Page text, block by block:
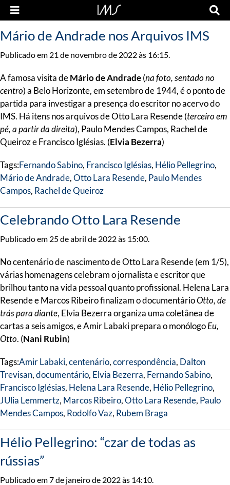
Mário de Andrade nos Arquivos IMS
Publicado em 21 de novembro de 2022 às 16:15.
A famosa visita deMário de Andrade(na foto, sentado no
centro) a Belo Horizonte, em setembro de 1944, é o ponto de
partida para investigar a presença do escritor no acervo do
IMS. Há itens nos arquivos de Otto Lara Resende (terceiro em
pé, a partir da direita), Paulo Mendes Campos, Rachel de
Queiroz e Francisco Iglésias. (Elvia Bezerra)
Tags:Fernando Sabino, Francisco Iglésias, Hélio Pellegrino,
Mário de Andrade,Otto Lara Resende, Paulo Mendes
Campos, Rachel de Queiroz
Celebrando Otto Lara Resende
Publicado em 25 de abril de 2022 às 15:00.
No centenário de nascimento de Otto Lara Resende (em 1/5),
várias homenagens celebram o jornalista e escritor que
brilhou tanto na vida pessoal quanto profissional. Helena Lara
Resende e Marcos Ribeiro finalizam o documentárioOtto, de
trás para diante, Elvia Bezerra organiza uma coletânea de
cartas a seis amigos, e Amir Labaki prepara o monólogoEu,
Otto. (Nani Rubin)
Tags:Amir Labaki,centenário,correspondência, Dalton
Trevisan,documentário, Elvia Bezerra, Fernando Sabino,
Francisco Iglésias, Helena Lara Resende, Hélio Pellegrino,
JUlia Lemmertz, Marcos Ribeiro,Otto Lara Resende, Paulo
Mendes Campos, Rodolfo Vaz, Rubem Braga
Hélio Pellegrino: “czar de todas as
rússias”
Publicado em 7 de janeiro de 2022 às 14:10.